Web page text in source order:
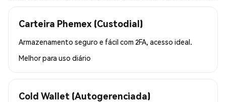
Carteira Phemex (Custodial)
Armazenamento seguro e fácil com 2FA, acesso ideal.
Melhor para uso diário
Cold Wallet (Autogerenciada)